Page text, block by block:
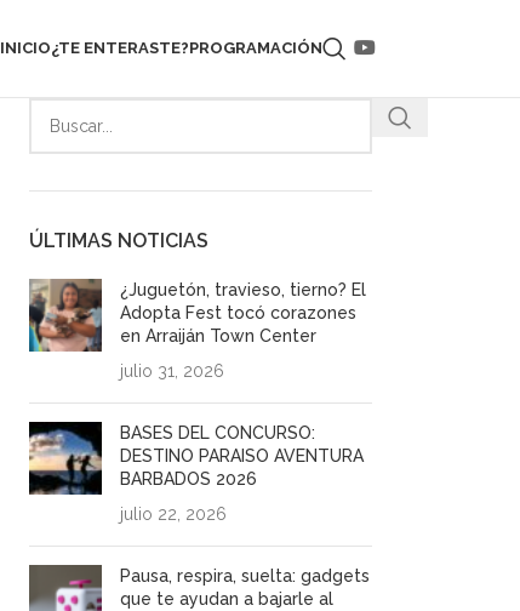
INICIO¿TE ENTERASTE?PROGRAMACIÓN
ÚLTIMAS NOTICIAS
¿Juguetón, travieso, tierno? El
Adopta Fest tocó corazones
en Arraiján Town Center
julio 31, 2026
BASES DEL CONCURSO:
DESTINO PARAISO AVENTURA
BARBADOS 2026
julio 22, 2026
Pausa, respira, suelta: gadgets
que te ayudan a bajarle al